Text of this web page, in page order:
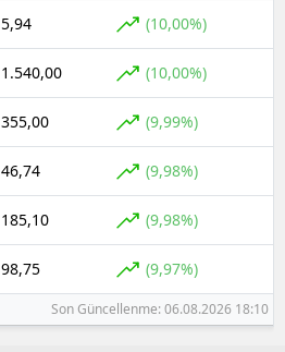
5,94 (10,00%)
1.540,00 (10,00%)
355,00 (9,99%)
46,74 (9,98%)
185,10 (9,98%)
98,75 (9,97%)
Son Güncellenme: 06.08.2026 18:10